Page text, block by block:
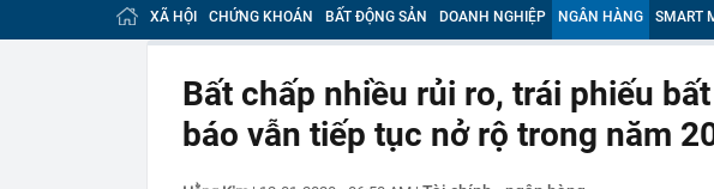
quân vượt 1 tỷ đồng mỗi tháng
15:34
Một tài khoản ngân hàng chưa từng
15:32
Phát hiện 'kho báu' lớn nhất thế giới tại
thác dưới 1 USD/kg, công ty được Bill
tức quan tâm
XÃ HỘI CHỨNG KHOÁN BẤT ĐỘNG SẢN DOANH NGHIỆP NGÂN HÀNG SMART
Bất chấp nhiều rủi ro, trái phiếu
báo vẫn tiếp tục nở rộ trong năm